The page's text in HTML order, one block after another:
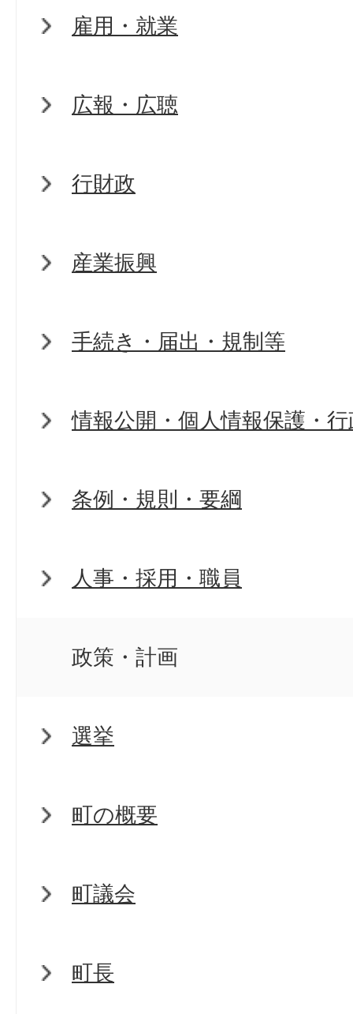
雇用・就業
広報・広聴
行財政
産業振興
手続き・届出・規制等
情報公開・個人情報保護・
条例・規則・要綱
人事・採用・職員
政策・計画
選挙
町の概要
町議会
町長